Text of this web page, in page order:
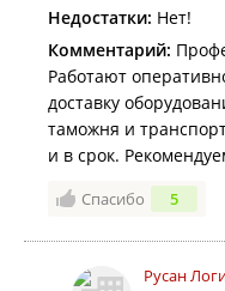
Недостатки: Нет!
Комментарий:
Работают
доставку
таможня и
и в срок.
Спасибо 5
Русан